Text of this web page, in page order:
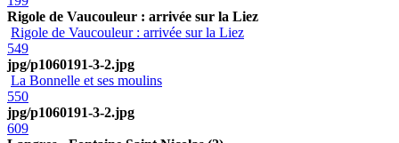
Rigole de Vaucouleur : arrivée sur la Liez
Rigole de Vaucouleur : arrivée sur la Liez
549
jpg/p1060191-3-2.jpg
La Bonnelle et ses moulins
550
jpg/p1060191-3-2.jpg
609